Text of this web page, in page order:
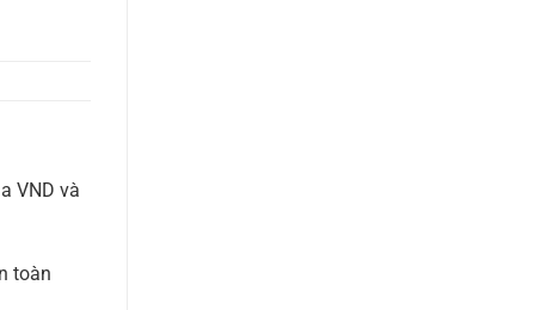
VND và
toàn